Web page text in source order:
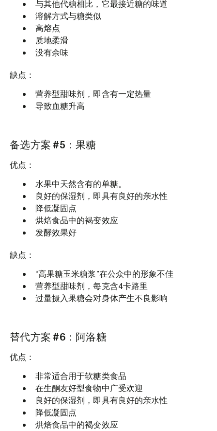
与其他代糖相比，它最接近糖的味道
溶解方式与糖类似
高熔点
质地柔滑
没有余味
缺点：
营养型甜味剂，即含有一定热量
导致血糖升高
备选方案 #5：果糖
优点：
水果中天然含有的单糖。
良好的保湿剂，即具有良好的亲水性
降低凝固点
烘焙食品中的褐变效应
发酵效果好
缺点：
“高果糖玉米糖浆”在公众中的形象不佳
营养型甜味剂，每克含4卡路里
过量摄入果糖会对身体产生不良影响
替代方案 #6：阿洛糖
优点：
非常适合用于软糖类食品
在生酮友好型食物中广受欢迎
良好的保湿剂，即具有良好的亲水性
降低凝固点
烘焙食品中的褐变效应